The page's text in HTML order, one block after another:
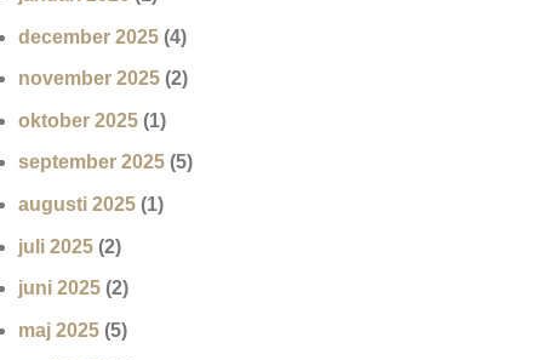
december 2025 (4)
november 2025 (2)
oktober 2025 (1)
september 2025 (5)
augusti 2025 (1)
juli 2025 (2)
juni 2025 (2)
maj 2025 (5)